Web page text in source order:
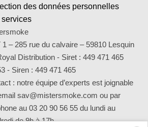
des données personnelles
services
1 – 285 rue du calvaire – 59810 Lesquin
Distribution - Siret : 449 471 465
- Siren : 449 471 465
: notre équipe d’experts est joignable
sav@mistersmoke.com ou par
au 03 20 90 56 55 du lundi au
de 9h à 17h.